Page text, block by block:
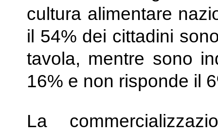
cultura alimentare
il 54% dei cittadini
tavola, mentre sono
16% e non risponde il
La